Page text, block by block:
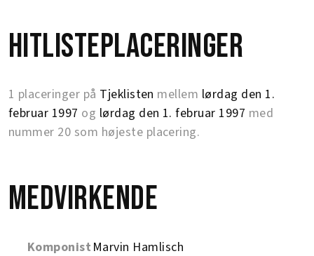
Hitlisteplaceringer
1 placeringer på Tjeklisten mellem lørdag den 1.
februar 1997 og lørdag den 1. februar 1997 med
nummer 20 som højeste placering.
Medvirkende
Komponist Marvin Hamlisch